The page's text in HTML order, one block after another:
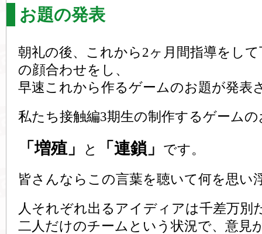
お題の発表
朝礼の後、これから2ヶ月間指導をし
の顔合わせをし、
早速これから作るゲームのお題が発表
私たち接触編3期生の制作するゲーム
「増殖」 と 「連鎖」 です。
皆さんならこの言葉を聴いて何を思い
人それぞれ出るアイディアは千差万別
二人だけのチームという状況で、意見